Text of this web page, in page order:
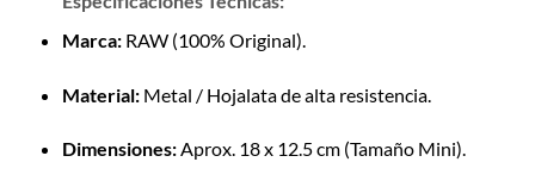
Marca:RAW (100% Original).
Material:Metal / Hojalata de alta resistencia.
Dimensiones:Aprox. 18 x 12.5 cm (Tamaño Mini).